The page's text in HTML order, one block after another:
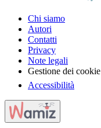
Chi siamo
Autori
Contatti
Privacy
Note legali
Gestione dei cookie
Accessibilità